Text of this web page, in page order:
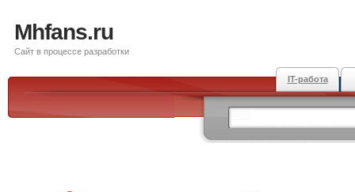
Mhfans.ru
Сайт в процессе разработки
IT-работа